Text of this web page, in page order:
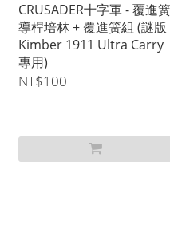
CRUSADER十字軍 - 覆進簧
導桿培林 + 覆進簧組 (謎版
Kimber 1911 Ultra Carry
專用)
NT$100